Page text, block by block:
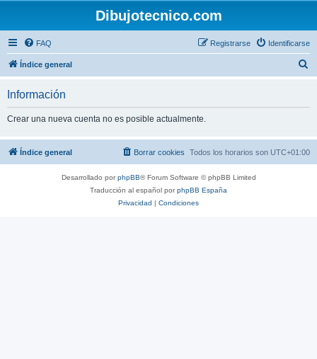
Dibujotecnico.com
FAQ Identificarse
Registrarse
Índice general
r
Información
Crear una nueva cuenta no es posible actualmente.
Índice general Todos los horarios son UTC+01:00
Borrar cookies
Desarrollado porphpBB® Forum Software © phpBB Limited
Traducción al español porphpBB España
Privacidad | Condiciones